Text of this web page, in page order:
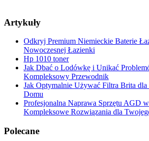
Artykuły
Odkryj Premium Niemieckie Baterie
Nowoczesnej Łazienki
Hp 1010 toner
Jak Dbać o Lodówkę i Unikać
Kompleksowy Przewodnik
Jak Optymalnie Używać Filtra Brita
Domu
Profesjonalna Naprawa Sprzętu AGD
Kompleksowe Rozwiązania dla
Polecane